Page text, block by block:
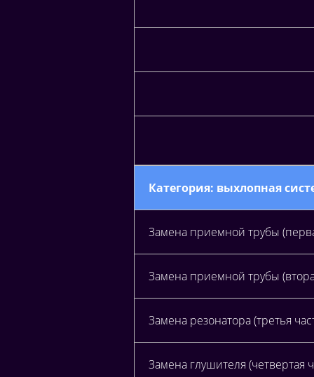
Категория: выхлопная
Замена приемной трубы
Замена приемной трубы
Замена резонатора (третья
Замена глушителя (четвертая